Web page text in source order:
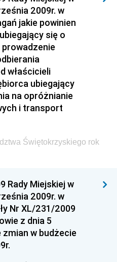
Rozwoju i Finansów
Urzędu Górniczego
Urzędu Transportu
Przedsiębiorczości i
Inwestycji i Rozwoju
Dyrektora Archiwów
Finansów, Inwestycji i
Sportu
Funduszy i Polityki
Aktywów Państwowych
Zdrowia
2009r. w
jakie powinien
się o
właścicieli
ubiegający
na opróżnianie
i transport
Świętokrzyskiego rok
Rady Miejskiej w
2009r. w
Nr XL/231/2009
z dnia 5
zmian w budżecie